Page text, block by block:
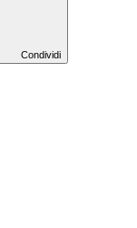
Condividi